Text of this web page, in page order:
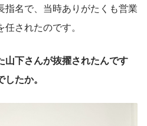
指名で、当時ありがたくも営業
されたのです。
山下さんが抜擢されたんです
たか。